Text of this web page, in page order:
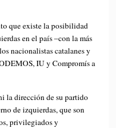
que existe la posibilidad
en el país –con la más
nacionalistas catalanes y
IU y Compromís a
la dirección de su partido
de izquierdas, que son
privilegiados y